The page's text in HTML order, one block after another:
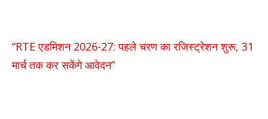
“RTE एडमिशन 2026-27: पहले चरण का रजिस्ट्रेशन शुरू, 31
मार्च तक कर सकेंगे आवेदन”